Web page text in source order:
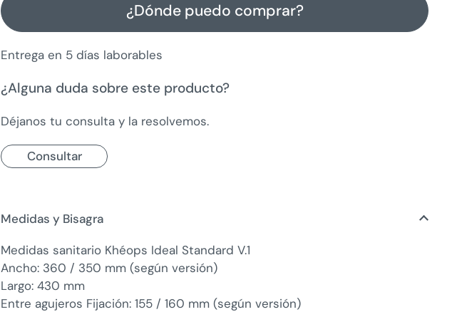
¿Dónde puedo comprar?
Entrega en 5 días laborables
¿Alguna duda sobre este producto?
Déjanos tu consulta y la resolvemos.
Consultar
Medidas y Bisagra
Medidas sanitario Khéops Ideal Standard V.1
Ancho: 360 / 350 mm (según versión)
Largo: 430 mm
Entre agujeros Fijación: 155 / 160 mm (según versión)